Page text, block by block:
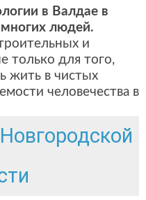
в Валдае в
людей.
и
только для того,
жить в чистых
человечества в